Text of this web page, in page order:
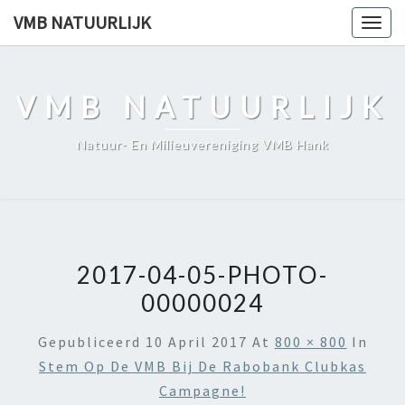
VMB NATUURLIJK
VMB NATUURLIJK
Natuur- En Milieuvereniging VMB Hank
2017-04-05-PHOTO-
00000024
Gepubliceerd 10 April 2017 At 800 × 800 In
Stem Op De VMB Bij De Rabobank Clubkas
Campagne!